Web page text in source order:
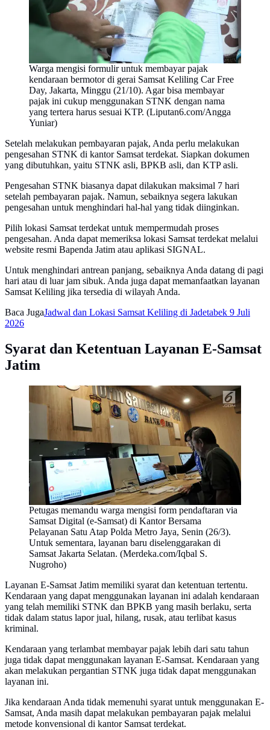
Warga mengisi formulir untuk membayar pajak
kendaraan bermotor di gerai Samsat Keliling Car Free
Day, Jakarta, Minggu (21/10). Agar bisa membayar
pajak ini cukup menggunakan STNK dengan nama
yang tertera harus sesuai KTP. (Liputan6.com/Angga
Yuniar)
Setelah melakukan pembayaran pajak, Anda perlu melakukan
pengesahan STNK di kantor Samsat terdekat. Siapkan dokumen
yang dibutuhkan, yaitu STNK asli, BPKB asli, dan KTP asli.
Pengesahan STNK biasanya dapat dilakukan maksimal 7 hari
setelah pembayaran pajak. Namun, sebaiknya segera lakukan
pengesahan untuk menghindari hal-hal yang tidak diinginkan.
Pilih lokasi Samsat terdekat untuk mempermudah proses
pengesahan. Anda dapat memeriksa lokasi Samsat terdekat melalui
website resmi Bapenda Jatim atau aplikasi SIGNAL.
Untuk menghindari antrean panjang, sebaiknya Anda datang di pagi
hari atau di luar jam sibuk. Anda juga dapat memanfaatkan layanan
Samsat Keliling jika tersedia di wilayah Anda.
Baca JugaJadwal dan Lokasi Samsat Keliling di Jadetabek 9 Juli
2026
Syarat dan Ketentuan Layanan E-Samsat
Jatim
Petugas memandu warga mengisi form pendaftaran via
Samsat Digital (e-Samsat) di Kantor Bersama
Pelayanan Satu Atap Polda Metro Jaya, Senin (26/3).
Untuk sementara, layanan baru diselenggarakan di
Samsat Jakarta Selatan. (Merdeka.com/Iqbal S.
Nugroho)
Layanan E-Samsat Jatim memiliki syarat dan ketentuan tertentu.
Kendaraan yang dapat menggunakan layanan ini adalah kendaraan
yang telah memiliki STNK dan BPKB yang masih berlaku, serta
tidak dalam status lapor jual, hilang, rusak, atau terlibat kasus
kriminal.
Kendaraan yang terlambat membayar pajak lebih dari satu tahun
juga tidak dapat menggunakan layanan E-Samsat. Kendaraan yang
akan melakukan pergantian STNK juga tidak dapat menggunakan
layanan ini.
Jika kendaraan Anda tidak memenuhi syarat untuk menggunakan E-
Samsat, Anda masih dapat melakukan pembayaran pajak melalui
metode konvensional di kantor Samsat terdekat.